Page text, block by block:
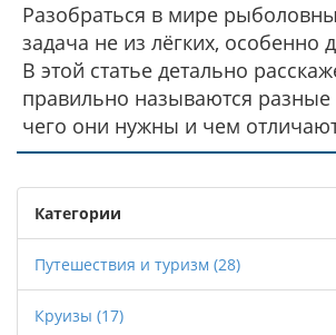
Разобраться в мире
задача не из лёгких, особенно
В этой статье детально
правильно называются разные
чего они нужны и чем
друга. Вы узнаете, какие
понадобятся для конкретных
также получите простые
и использованию. Приведём
факты, которые помогут
ошибок. Всё только по делу,
терминов и лишних слов.
Категории
Путешествия и туризм (28)
Круизы (17)